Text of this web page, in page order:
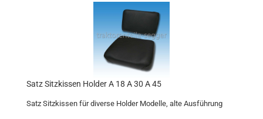
Satz Sitzkissen Holder A 18 A 30 A 45
Satz Sitzkissen für diverse Holder Modelle, alte Ausführung